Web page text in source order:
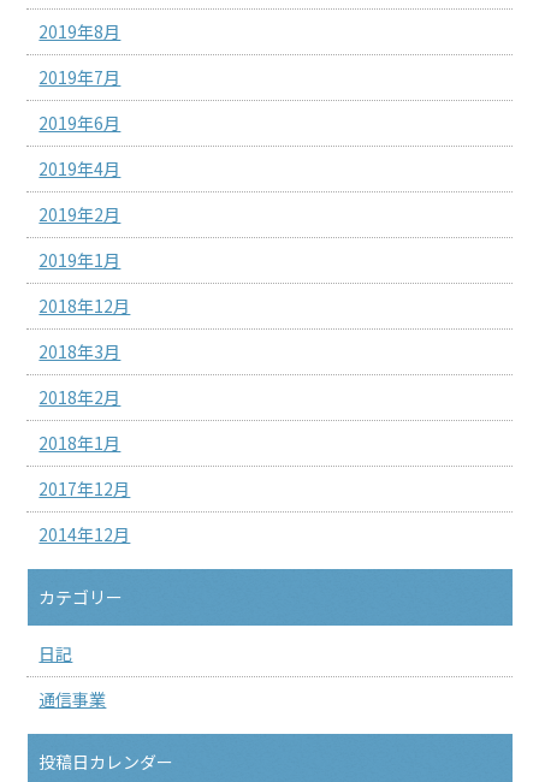
2019年8月
2019年7月
2019年6月
2019年4月
2019年2月
2019年1月
2018年12月
2018年3月
2018年2月
2018年1月
2017年12月
2014年12月
カテゴリー
日記
通信事業
投稿日カレンダー